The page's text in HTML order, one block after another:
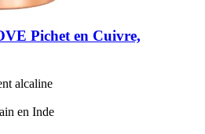
Pichet en Cuivre,
alcaline
en Inde